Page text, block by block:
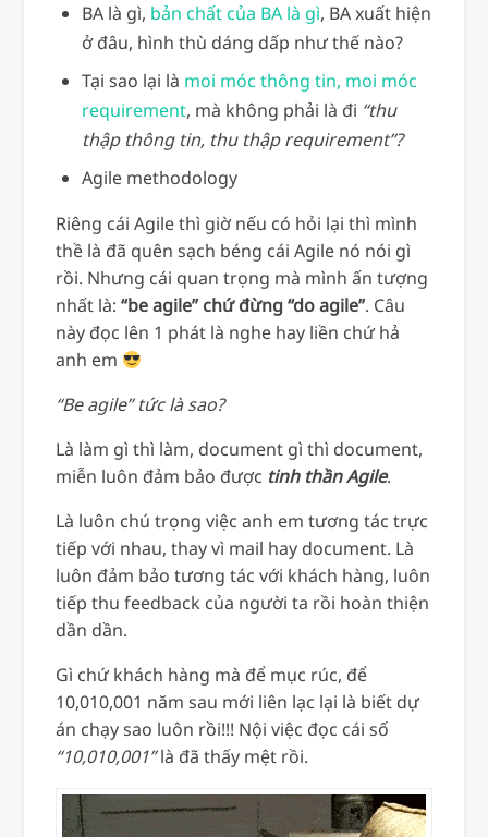
BA là gì, bản chất của BA là gì, BA xuất hiện
ở đâu, hình thù dáng dấp như thế nào?
Tại sao lại là moi móc thông tin, moi móc
requirement, mà không phải là đi “thu
thập thông tin, thu thập requirement”?
Agile methodology
Riêng cái Agile thì giờ nếu có hỏi lại thì mình
thề là đã quên sạch béng cái Agile nó nói gì
rồi. Nhưng cái quan trọng mà mình ấn tượng
nhất là: “be agile” chứ đừng “do agile”. Câu
này đọc lên 1 phát là nghe hay liền chứ hả
anh em
“Be agile” tức là sao?
Là làm gì thì làm, document gì thì document,
miễn luôn đảm bảo được tinh thần Agile.
Là luôn chú trọng việc anh em tương tác trực
tiếp với nhau, thay vì mail hay document. Là
luôn đảm bảo tương tác với khách hàng, luôn
tiếp thu feedback của người ta rồi hoàn thiện
dần dần.
Gì chứ khách hàng mà để mục rúc, để
10,010,001 năm sau mới liên lạc lại là biết dự
án chạy sao luôn rồi!!! Nội việc đọc cái số
“10,010,001”là đã thấy mệt rồi.